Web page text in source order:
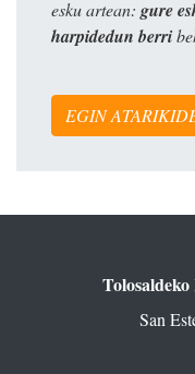
esku artean: gure
harpidedun berri
EGIN
San